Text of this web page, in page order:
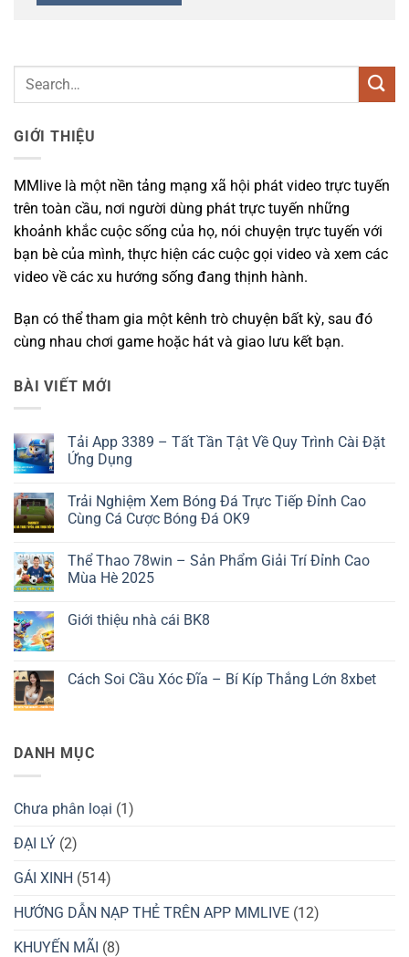
GIỚI THIỆU
MMlive là một nền tảng mạng xã hội phát video trực tuyến
trên toàn cầu, nơi người dùng phát trực tuyến những
khoảnh khắc cuộc sống của họ, nói chuyện trực tuyến với
bạn bè của mình, thực hiện các cuộc gọi video và xem các
video về các xu hướng sống đang thịnh hành.
Bạn có thể tham gia một kênh trò chuyện bất kỳ, sau đó
cùng nhau chơi game hoặc hát và giao lưu kết bạn.
BÀI VIẾT MỚI
Tải App 3389 – Tất Tần Tật Về Quy Trình Cài Đặt
Ứng Dụng
bình
luận
ở
3389
–
Tất
Về
Ứng
Trải Nghiệm Xem Bóng Đá Trực Tiếp Đỉnh Cao
Cùng Cá Cược Bóng Đá OK9
bình
luận
ở
Xem
Đỉnh
Đá
OK9
Thể Thao 78win – Sản Phẩm Giải Trí Đỉnh Cao
Mùa Hè 2025
bình
78win
Đỉnh
Cao
Giới thiệu nhà cái BK8
luận
ở
BK8
Cách Soi Cầu Xóc Đĩa – Bí Kíp Thắng Lớn 8xbet
ở
Cách
Đĩa
–
Kíp
Thắng
8xbet
DANH MỤC
Chưa phân loại (1)
ĐẠI LÝ (2)
GÁI XINH (514)
HƯỚNG DẪN NẠP THẺ TRÊN APP MMLIVE (12)
KHUYẾN MÃI (8)